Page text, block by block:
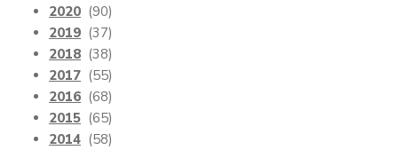
2020 (90)
2019 (37)
2018 (38)
2017 (55)
2016 (68)
2015 (65)
2014 (58)